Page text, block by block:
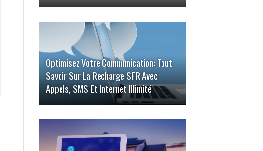
Optimisez Votre Communication: Tout
Savoir Sur La Recharge SFR Avec
Appels, SMS Et Internet Illimité